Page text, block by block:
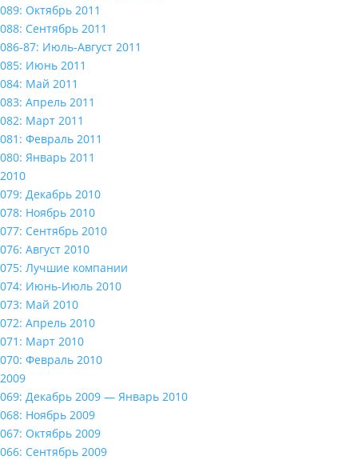
089: Октябрь 2011
088: Сентябрь 2011
086-87: Июль-Август 2011
085: Июнь 2011
084: Май 2011
083: Апрель 2011
082: Март 2011
081: Февраль 2011
080: Январь 2011
2010
079: Декабрь 2010
078: Ноябрь 2010
077: Сентябрь 2010
076: Август 2010
075: Лучшие компании
074: Июнь-Июль 2010
073: Май 2010
072: Апрель 2010
071: Март 2010
070: Февраль 2010
2009
069: Декабрь 2009 — Январь 2010
068: Ноябрь 2009
067: Октябрь 2009
066: Сентябрь 2009